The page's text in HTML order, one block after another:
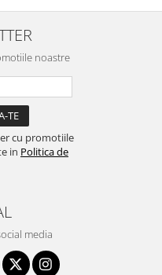
noastre
cu promotiile
in Politica de
media